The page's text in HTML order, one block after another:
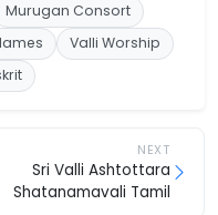
Murugan Consort
Valli Worship
NEXT
Sri Valli Ashtottara
Shatanamavali Tamil